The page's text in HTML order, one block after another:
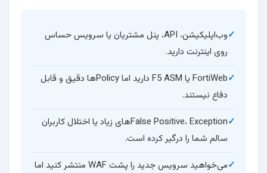
وب‌اپلیکیشن، API، پنل مشتریان یا سرویس حساس
روی اینترنت دارید.
FortiWeb یا F5 ASM دارید اما Policyها دقیق و قابل
دفاع نیستند.
False Positive، Exceptionهای زیاد یا اختلال کاربران
سالم شما را درگیر کرده است.
می‌خواهید سرویس جدید را پشت WAF منتشر کنید اما